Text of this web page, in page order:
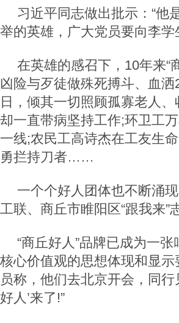
习近平同志做出批示：“他
举的英雄，广大党员要向李学
在英雄的感召下，10年来“
凶险与歹徒做殊死搏斗、血
日，倾其一切照顾孤寡老人
却一直带病坚持工作;环卫工
一线;农民工高诗杰在工友生
勇拦持刀者……
一个个好人团体也不断涌
工联、商丘市睢阳区“跟我来
“商丘好人”品牌已成为一
核心价值观的思想体现和显
员称，他们去北京开会，同
好人’来了!”